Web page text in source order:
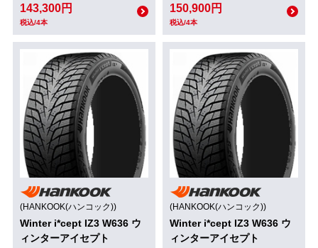
143,300円
税込/4本
150,900円
税込/4本
(HANKOOK(ハンコック))
Winter i*cept IZ3 W636 ウ
ィンターアイセプト
(HANKOOK(ハンコック))
Winter i*cept IZ3 W636 ウ
ィンターアイセプト